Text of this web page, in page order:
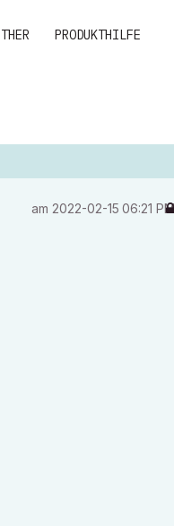
PRODUKTHILFE
am ‎2022-02-15 06:21 PM